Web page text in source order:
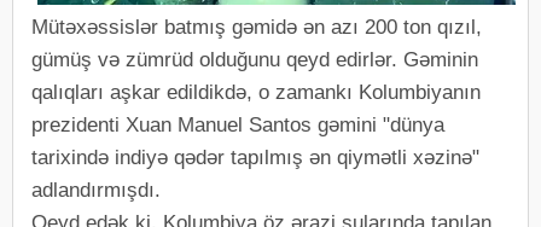
Mütəxəssislər batmış gəmidə ən azı 200 ton qızıl,
gümüş və zümrüd olduğunu qeyd edirlər. Gəminin
qalıqları aşkar edildikdə, o zamankı Kolumbiyanın
prezidenti Xuan Manuel Santos gəmini "dünya
tarixində indiyə qədər tapılmış ən qiymətli xəzinə"
adlandırmışdı.
Qeyd edək ki, Kolumbiya öz ərazi sularında tapılan